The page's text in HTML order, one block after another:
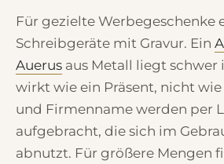
Für gezielte Werbegeschenke
Schreibgeräte mit Gravur. Ein
Auerus aus Metall liegt schwer
wirkt wie ein Präsent, nicht
und Firmenname werden per
aufgebracht, die sich im
abnutzt. Für größere Mengen